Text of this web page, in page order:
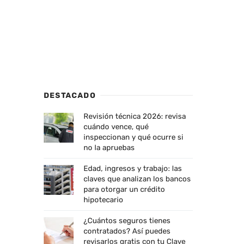
DESTACADO
Revisión técnica 2026: revisa
cuándo vence, qué
inspeccionan y qué ocurre si
no la apruebas
Edad, ingresos y trabajo: las
claves que analizan los bancos
para otorgar un crédito
hipotecario
¿Cuántos seguros tienes
contratados? Así puedes
revisarlos gratis con tu Clave